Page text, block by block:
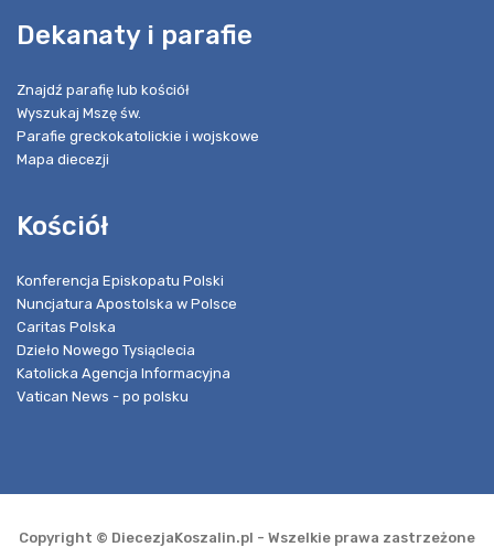
Dekanaty i parafie
Znajdź parafię lub kościół
Wyszukaj Mszę św.
Parafie greckokatolickie i wojskowe
Mapa diecezji
Kościół
Konferencja Episkopatu Polski
Nuncjatura Apostolska w Polsce
Caritas Polska
Dzieło Nowego Tysiąclecia
Katolicka Agencja Informacyjna
Vatican News - po polsku
Copyright © DiecezjaKoszalin.pl - Wszelkie prawa zastrzeżone